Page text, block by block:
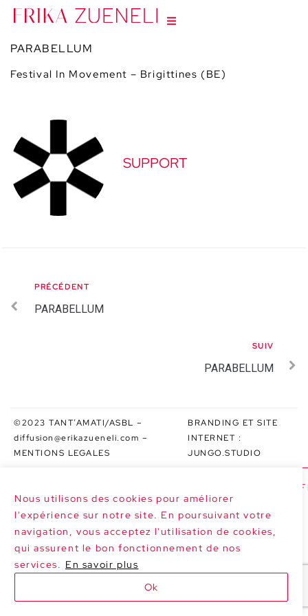
Nous utilisons des cookies pour améliorer
l'expérience sur notre site. En poursuivant votre
navigation, vous acceptez l'utilisation de cookies,
qui assurent le bon fonctionnement de nos
services. En savoir plus
Ok
PARABELLUM
Festival In Movement – Brigittines (BE)
SUPPORT
PRÉCÉDENT
PARABELLUM
SUIV
PARABELLUM
©2023 TANT’AMATI/ASBL –
diffusion@erikazueneli.com –
MENTIONS LEGALES
BRANDING ET SITE
INTERNET :
JUNGO.STUDIO
>>> PROCHAINES DATES : SARABAND